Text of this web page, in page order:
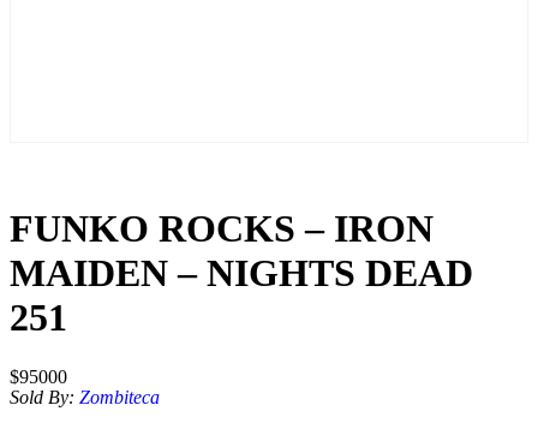
FUNKO ROCKS – IRON
MAIDEN – NIGHTS DEAD
251
$95000
Sold By: Zombiteca